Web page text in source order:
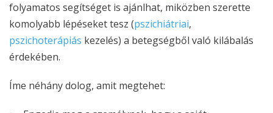
folyamatos segítséget is ajánlhat, miközben szerette
komolyabb lépéseket tesz (pszichiátriai,
pszichoterápiás kezelés) a betegségből való kilábalás
érdekében.
Íme néhány dolog, amit megtehet: